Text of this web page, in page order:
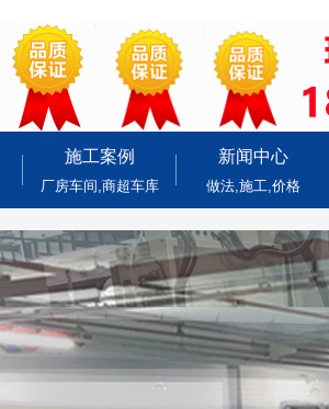
施工案例
厂房车间,商超车库
新闻中心
做法,施工,价格